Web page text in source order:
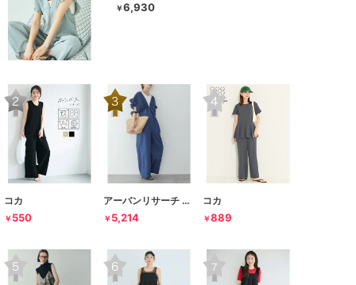
￥6,930
コカ
￥ 550
アーバンリサーチ サニーレーベル
￥ 5,214
コカ
￥889